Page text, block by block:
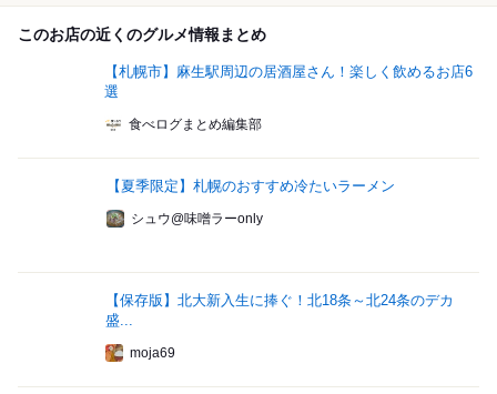
このお店の近くのグルメ情報まとめ
【札幌市】麻生駅周辺の居酒屋さん！楽しく飲めるお店6
選
食べログまとめ編集部
【夏季限定】札幌のおすすめ冷たいラーメン
シュウ@味噌ラーonly
【保存版】北大新入生に捧ぐ！北18条～北24条のデカ
盛...
moja69